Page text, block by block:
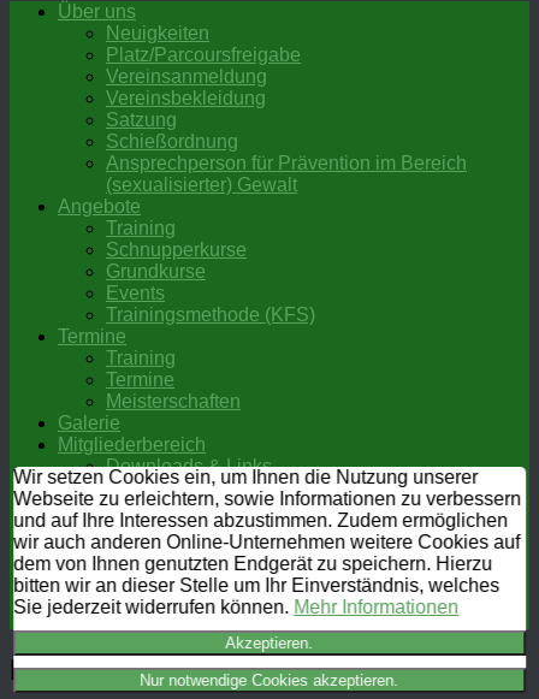
Über uns
Neuigkeiten
Platz/Parcoursfreigabe
Vereinsanmeldung
Vereinsbekleidung
Satzung
Schießordnung
Ansprechperson für Prävention im Bereich
(sexualisierter) Gewalt
Angebote
Training
Schnupperkurse
Grundkurse
Events
Trainingsmethode (KFS)
Termine
Training
Termine
Meisterschaften
Galerie
Mitgliederbereich
Downloads & Links
FAQ
Mitgliederbereich
Kontakt
Kontakt
Rechtliches
Datenschutz
Impressum
Landesmeisterschaft 3D
Wir setzen Cookies ein, um Ihnen die Nutzung unserer
Webseite zu erleichtern, sowie Informationen zu verbessern
und auf Ihre Interessen abzustimmen. Zudem ermöglichen
wir auch anderen Online-Unternehmen weitere Cookies auf
dem von Ihnen genutzten Endgerät zu speichern. Hierzu
bitten wir an dieser Stelle um Ihr Einverständnis, welches
Sie jederzeit widerrufen können. Mehr Informationen
Akzeptieren.
Nur notwendige Cookies akzeptieren.